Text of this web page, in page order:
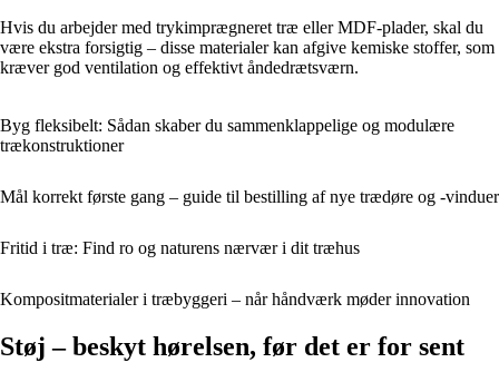
Hvis du arbejder med trykimprægneret træ eller MDF-plader, skal du
være ekstra forsigtig – disse materialer kan afgive kemiske stoffer, som
kræver god ventilation og effektivt åndedrætsværn.
Byg fleksibelt: Sådan skaber du sammenklappelige og modulære
trækonstruktioner
Mål korrekt første gang – guide til bestilling af nye trædøre og -vinduer
Fritid i træ: Find ro og naturens nærvær i dit træhus
Kompositmaterialer i træbyggeri – når håndværk møder innovation
Støj – beskyt hørelsen, før det er for sent